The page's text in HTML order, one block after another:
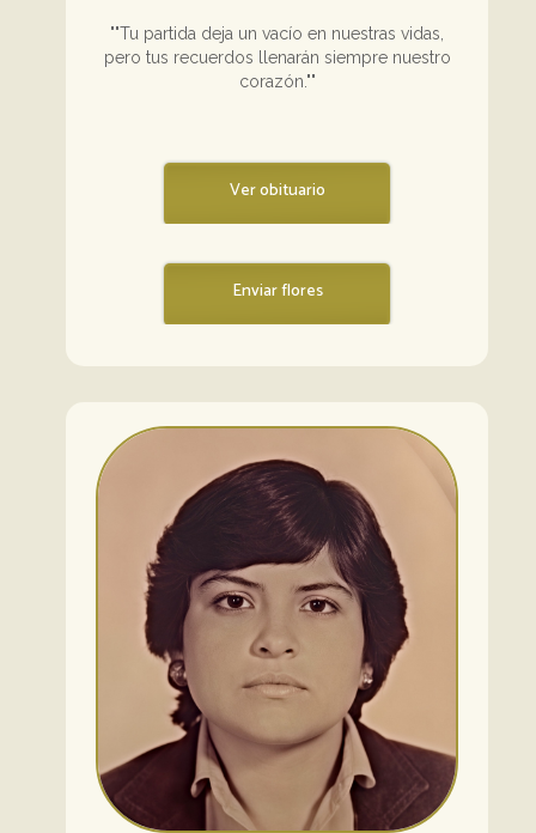
""Tu partida deja un vacío en nuestras vidas,
pero tus recuerdos llenarán siempre nuestro
corazón.""
Ver obituario
Enviar flores